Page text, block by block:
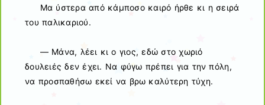
Μα ύστερα από κάμποσο καιρό ήρθε κι η σειρά
του παλικαριού.
— Μάνα, λέει κι ο γιος, εδώ στο χωριό
δουλειές δεν έχει. Να φύγω πρέπει για την πόλη,
να προσπαθήσω εκεί να βρω καλύτερη τύχη.